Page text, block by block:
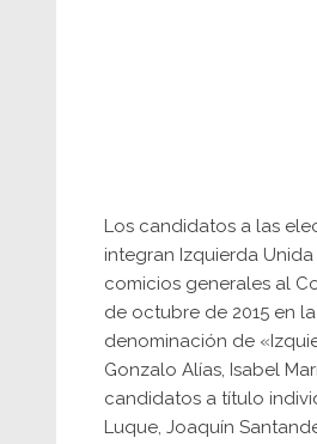
Los candidatos a las
integran Izquierda
comicios generales al
de octubre de 2015 en la
denominación de
Gonzalo Alías, Isabel
candidatos a título
Luque, Joaquín